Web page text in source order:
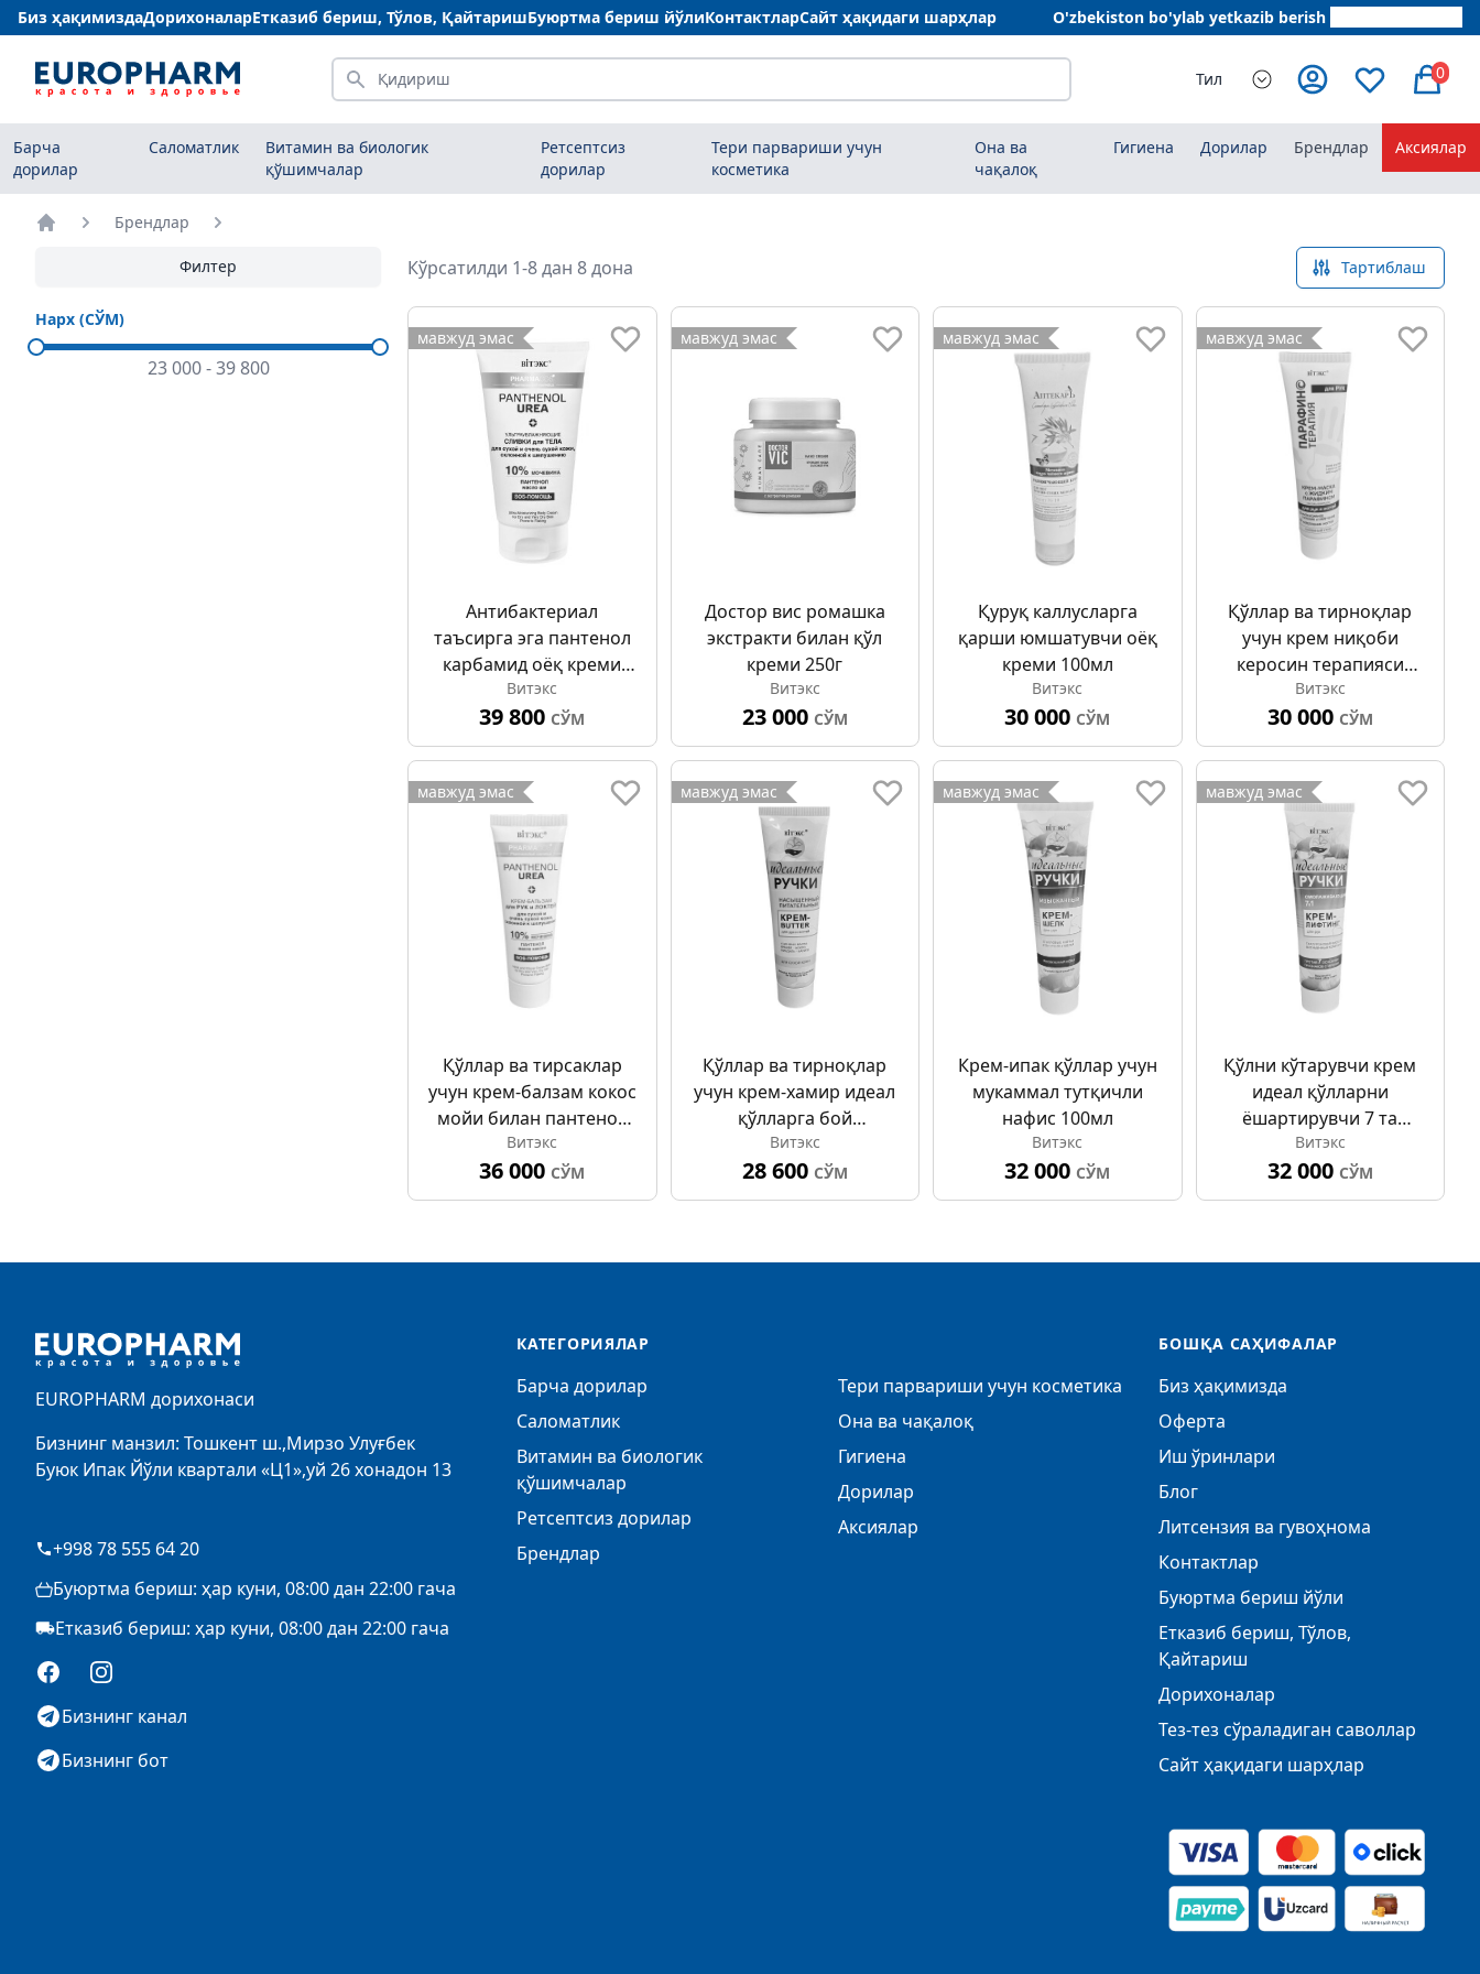
Биз ҳақимиздаДорихоналарЕтказиб бериш, Тўлов, ҚайтаришБуюртма бериш йўлиКонтактларСайт ҳақидаги шарҳлар O'zbekiston bo'ylab yetkazib berish
Қидириш Тил 0
Барча
дорилар
Саломатлик
Витамин ва биологик
қўшимчалар
Ретсептсиз
дорилар
Тери парвариши учун
косметика
Она ва
чақалоқ
Гигиена Дорилар Брендлар Аксиялар
Брендлар
Филтер
Нарх (СЎМ)
23 000-39 800
Кўрсатилди 1-8 дан 8 дона Тартиблаш
мавжуд эмас
Антибактериал
таъсирга эга пантенол
карбамид оёқ креми
75мл
Витэкс
39 800 СЎМ
мавжуд эмас
Доcтор виc ромашка
экстракти билан қўл
креми 250г
Витэкс
23 000 СЎМ
мавжуд эмас
Қуруқ каллусларга
қарши юмшатувчи оёқ
креми 100мл
Витэкс
30 000 СЎМ
мавжуд эмас
Қўллар ва тирноқлар
учун крем ниқоби
керосин терапияси
салон парвариши
100мл
Витэкс
30 000 СЎМ
мавжуд эмас
Қўллар ва тирсаклар
учун крем-балзам кокос
мойи билан пантенол
карбамид 75мл
Витэкс
36 000 СЎМ
мавжуд эмас
Қўллар ва тирноқлар
учун крем-хамир идеал
қўлларга бой
озиқлантирувчи 100 мл
Витэкс
28 600 СЎМ
мавжуд эмас
Крем-ипак қўллар учун
мукаммал тутқичли
нафис 100мл
Витэкс
32 000 СЎМ
мавжуд эмас
Қўлни кўтарувчи крем
идеал қўлларни
ёшартирувчи 7 та
100мл
Витэкс
32 000 СЎМ
EUROPHARM дорихонаси
Бизнинг манзил: Тошкент ш.,Мирзо Улуғбек
Буюк Ипак Йўли квартали «Ц1»,уй 26 хонадон 13
+998 78 555 64 20
Буюртма бериш: ҳар куни, 08:00 дан 22:00 гача
Етказиб бериш: ҳар куни, 08:00 дан 22:00 гача
FacebookInstagram
Бизнинг канал
Бизнинг бот
КАТЕГОРИЯЛАР
Барча дорилар
Саломатлик
Витамин ва биологик
қўшимчалар
Ретсептсиз дорилар
Брендлар
Тери парвариши учун косметика
Она ва чақалоқ
Гигиена
Дорилар
Аксиялар
БОШҚА САҲИФАЛАР
Биз ҳақимизда
Оферта
Иш ўринлари
Блог
Литсензия ва гувоҳнома
Контактлар
Буюртма бериш йўли
Етказиб бериш, Тўлов,
Қайтариш
Дорихоналар
Тез-тез сўраладиган саволлар
Сайт ҳақидаги шарҳлар